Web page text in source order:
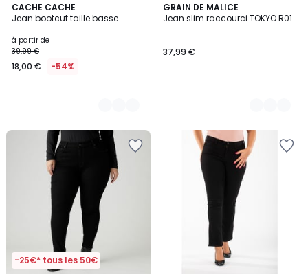
CACHE CACHE
Jean bootcut taille basse
à partir de
39,99 €
18,00 € -54%
3
Couleurs
GRAIN DE MALICE
Jean slim raccourci TOKYO R01
37,99 €
6
Couleurs
-25€* tous les 50€